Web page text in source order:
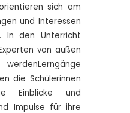
sich am
und Interessen
In den Unterricht
von außen
die Schülerinnen
Einblicke und
Impulse für ihre